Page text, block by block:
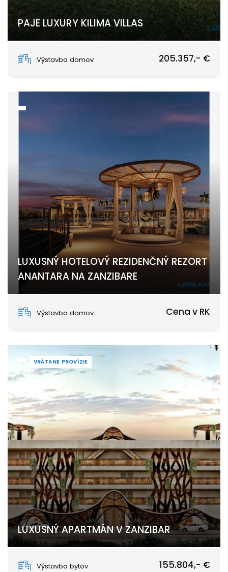
PAJE LUXURY KILIMA VILLAS
Výstavba domov
205.357,- €
LUXUSNÝ HOTELOVÝ REZIDENČNÝ REZORT
ANANTARA NA ZANZIBARE
Výstavba domov
Cena v RK
VRÁTANE PROVÍZIE
LUXUSNÝ APARTMÁN V ZANZIBAR
Výstavba bytov
155.804,- €